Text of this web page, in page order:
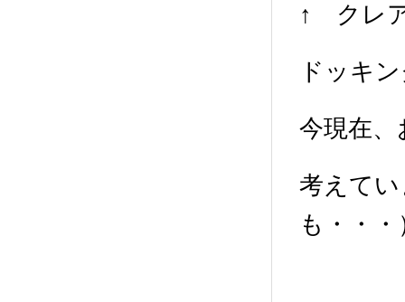
↑ クレ
ドッキ
今現在
考えて
も・・・